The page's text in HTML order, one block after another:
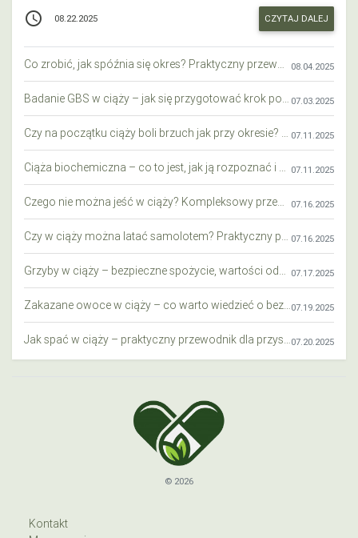
access_time 08.22.2025 CZYTAJ DALEJ
08.04.2025
07.03.2025
07.11.2025
07.11.2025
07.16.2025
07.16.2025
07.17.2025
07.19.2025
07.20.2025
© 2026
Kontakt